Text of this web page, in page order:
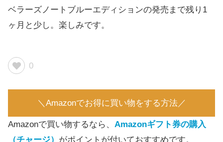
ベラーズノートブルーエディションの発売まで残り1
ヶ月と少し。楽しみです。
0
＼Amazonでお得に買い物をする方法／
Amazonで買い物するなら、 Amazonギフト券の購入
（チャージ） がポイントが付いておすすめです。